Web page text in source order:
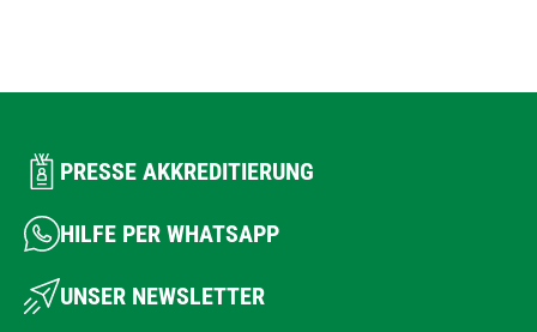
PRESSE AKKREDITIERUNG
HILFE PER WHATSAPP
UNSER NEWSLETTER